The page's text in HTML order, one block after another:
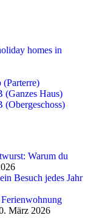
homes in
Haus)
Warum du
Besuch jedes Jahr
März 2026